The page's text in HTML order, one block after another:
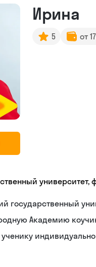
Ирина
5 от
университет,
государственный
Академию